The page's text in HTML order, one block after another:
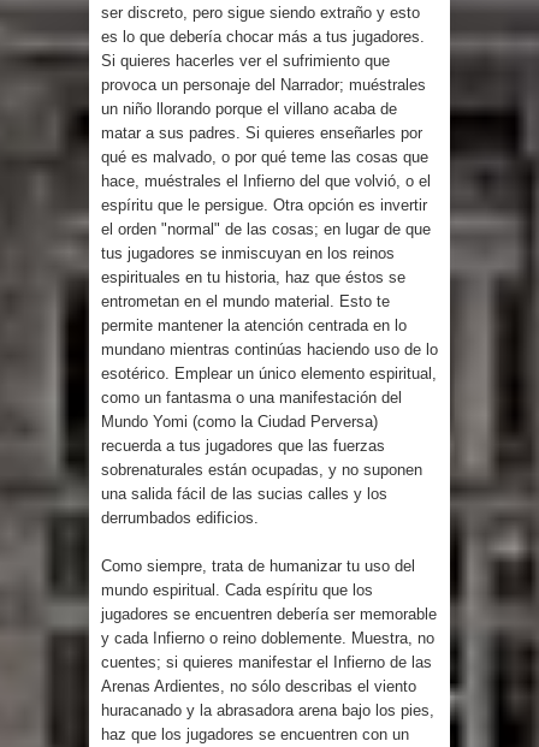
ser discreto, pero sigue siendo extraño y esto
es lo que debería chocar más a tus jugadores.
Si quieres hacerles ver el sufrimiento que
provoca un personaje del Narrador; muéstrales
un niño llorando porque el villano acaba de
matar a sus padres. Si quieres enseñarles por
qué es malvado, o por qué teme las cosas que
hace, muéstrales el Infierno del que volvió, o el
espíritu que le persigue. Otra opción es invertir
el orden "normal" de las cosas; en lugar de que
tus jugadores se inmiscuyan en los reinos
espirituales en tu historia, haz que éstos se
entrometan en el mundo material. Esto te
permite mantener la atención centrada en lo
mundano mientras continúas haciendo uso de lo
esotérico. Emplear un único elemento espiritual,
como un fantasma o una manifestación del
Mundo Yomi (como la Ciudad Perversa)
recuerda a tus jugadores que las fuerzas
sobrenaturales están ocupadas, y no suponen
una salida fácil de las sucias calles y los
derrumbados edificios.
Como siempre, trata de humanizar tu uso del
mundo espiritual. Cada espíritu que los
jugadores se encuentren debería ser memorable
y cada Infierno o reino doblemente. Muestra, no
cuentes; si quieres manifestar el Infierno de las
Arenas Ardientes, no sólo describas el viento
huracanado y la abrasadora arena bajo los pies,
haz que los jugadores se encuentren con un